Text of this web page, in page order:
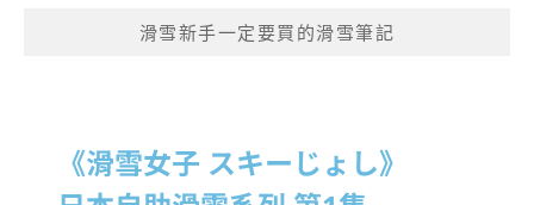
滑雪新手一定要買的滑雪筆記